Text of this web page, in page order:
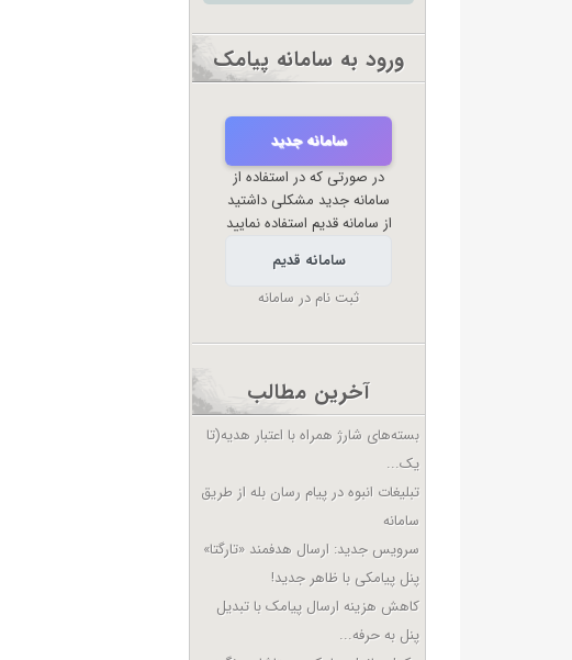
ورود به سامانه پیامک
سامانه جدید
در صورتی که در استفاده از
سامانه جدید مشکلی داشتید
از سامانه قدیم استفاده نمایید
سامانه قدیم
ثبت نام در سامانه
آخرین مطالب
بسته‌های شارژ همراه با اعتبار هدیه(تا
یک...
تبلیغات انبوه در پیام رسان بله از طریق
سامانه
سرویس جدید: ارسال هدفمند «تارگتا»
پنل پیامکی با ظاهر جدید!
کاهش هزینه ارسال پیامک با تبدیل
پنل به حرفه...